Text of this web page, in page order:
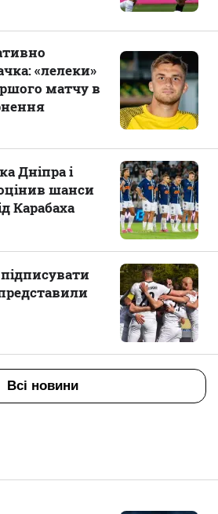
«лелеки»
матчу в
Дніпра і
шанси
Карабаха
Всі новини